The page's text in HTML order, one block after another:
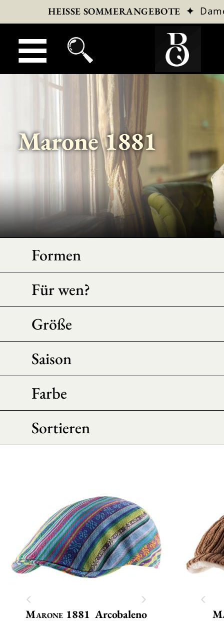
HEISSE SOMMERANGEBOTE ✦
Marone 1881
Formen
Für wen?
Größe
Saison
Farbe
Sortieren
Marone 1881 Arcobaleno